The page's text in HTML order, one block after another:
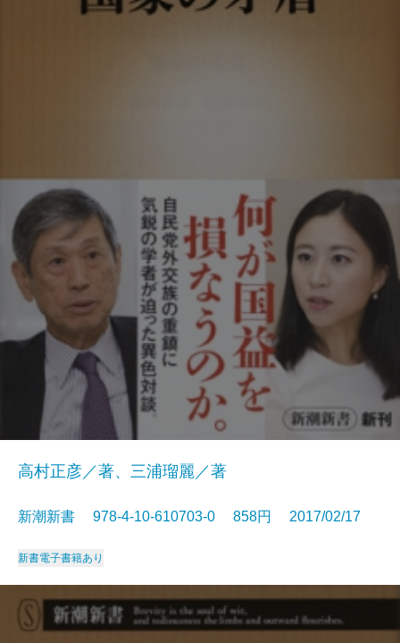
高村正彦／著、三浦瑠麗／著
新潮新書 978-4-10-610703-0 858円 2017/02/17
新書電子書籍あり